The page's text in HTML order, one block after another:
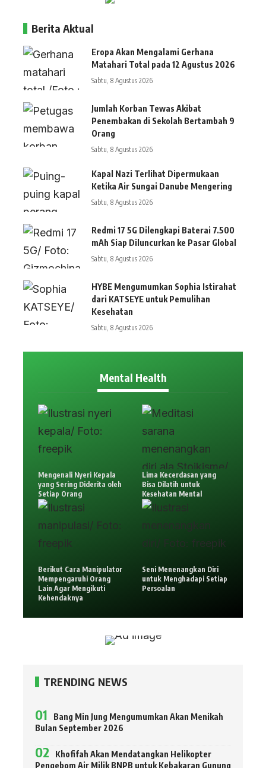
Berita Aktual
Eropa Akan Mengalami Gerhana
Matahari Total pada 12 Agustus 2026
Sabtu, 8 Agustus 2026
Jumlah Korban Tewas Akibat
Penembakan di Sekolah Bertambah 9
Orang
Sabtu, 8 Agustus 2026
Kapal Nazi Terlihat Dipermukaan
Ketika Air Sungai Danube Mengering
Sabtu, 8 Agustus 2026
Redmi 17 5G Dilengkapi Baterai 7.500
mAh Siap Diluncurkan ke Pasar Global
Sabtu, 8 Agustus 2026
HYBE Mengumumkan Sophia Istirahat
dari KATSEYE untuk Pemulihan
Kesehatan
Sabtu, 8 Agustus 2026
Mental Health
Mengenali Nyeri Kepala
yang Sering Diderita oleh
Setiap Orang
Lima Kecerdasan yang
Bisa Dilatih untuk
Kesehatan Mental
Berikut Cara Manipulator
Mempengaruhi Orang
Lain Agar Mengikuti
Kehendaknya
Seni Menenangkan Diri
untuk Menghadapi Setiap
Persoalan
TRENDING NEWS
Bang Min Jung Mengumumkan Akan Menikah
Bulan September 2026
Khofifah Akan Mendatangkan Helikopter
Pengebom Air Milik BNPB untuk Kebakaran Gunung